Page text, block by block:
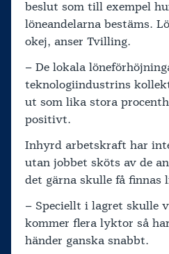
beslut som till exempel
löneandelarna bestäms.
okej, anser Tvilling.
– De lokala
teknologiindustrins
ut som lika stora
positivt.
Inhyrd arbetskraft har
utan jobbet sköts av de
det gärna skulle få finnas
– Speciellt i lagret skulle
kommer flera lyktor så
händer ganska snabbt.